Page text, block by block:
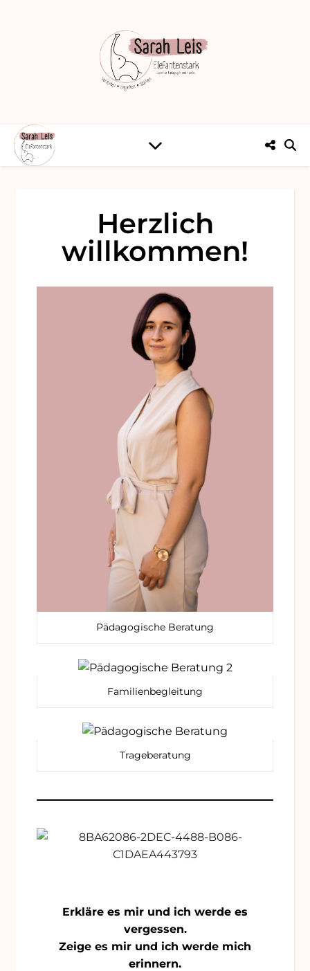
Herzlich
willkommen!
Pädagogische Beratung
Familienbegleitung
Trageberatung
Erkläre es mir und ich werde es
vergessen.
Zeige es mir und ich werde mich
erinnern.